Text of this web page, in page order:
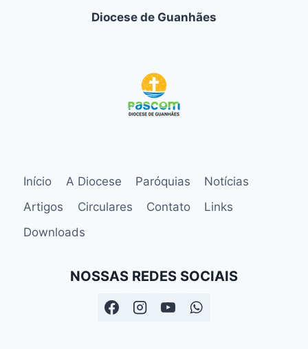
Diocese de Guanhães
Início A Diocese Paróquias
Notícias
Artigos
Circulares Contato
Links
Downloads
NOSSAS REDES SOCIAIS